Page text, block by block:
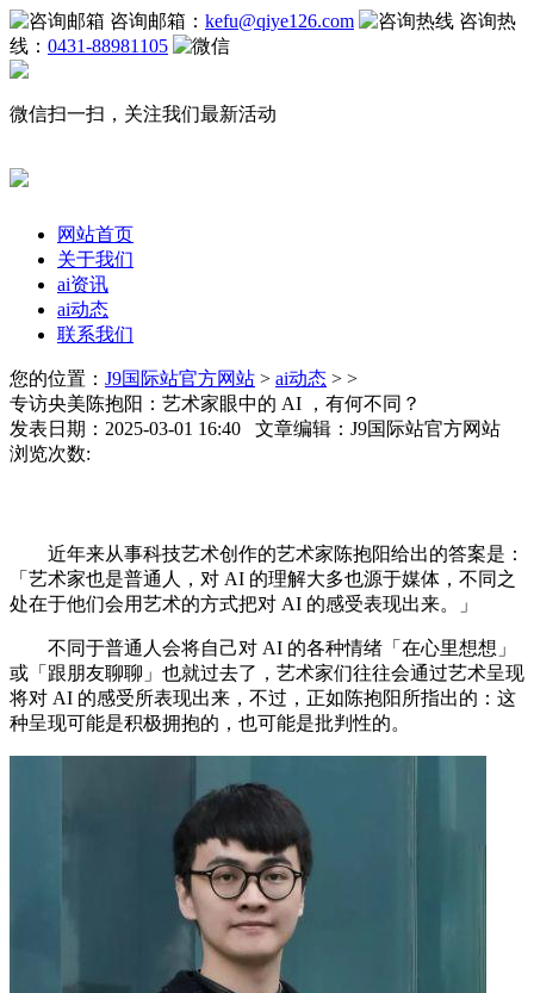
咨询邮箱： kefu@qiye126.com
咨询热
线： 0431-88981105
微信扫一扫，关注我们最新活动
网站首页
关于我们
ai资讯
ai动态
联系我们
您的位置： J9国际站官方网站 > ai动态 > >
专访央美陈抱阳：艺术家眼中的 AI ，有何不同？
发表日期：2025-03-01 16:40 文章编辑：J9国际站官方网站
浏览次数:
近年来从事科技艺术创作的艺术家陈抱阳给出的答案是：
「艺术家也是普通人，对 AI 的理解大多也源于媒体，不同之
处在于他们会用艺术的方式把对 AI 的感受表现出来。」
不同于普通人会将自己对 AI 的各种情绪「在心里想想」
或「跟朋友聊聊」也就过去了，艺术家们往往会通过艺术呈现
将对 AI 的感受所表现出来，不过，正如陈抱阳所指出的：这
种呈现可能是积极拥抱的，也可能是批判性的。